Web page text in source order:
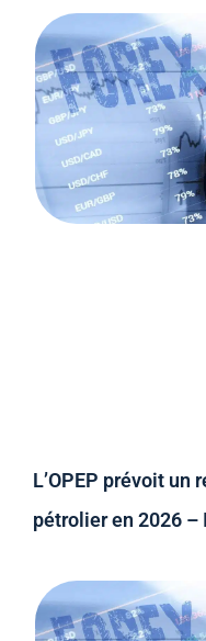
L’OPEP prévoit un
pétrolier en 2026 –